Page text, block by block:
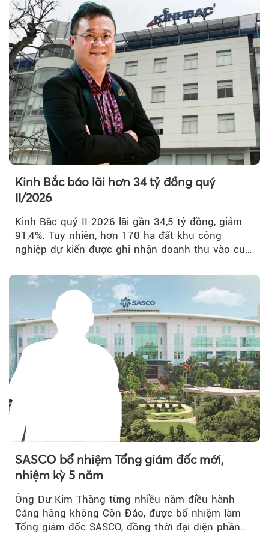
Kinh Bắc báo lãi hơn 34 tỷ đồng quý
II/2026
Kinh Bắc quý II 2026 lãi gần 34,5 tỷ đồng, giảm
91,4%. Tuy nhiên, hơn 170 ha đất khu công
nghiệp dự kiến được ghi nhận doanh thu vào cuối
SASCO bổ nhiệm Tổng giám đốc mới,
nhiệm kỳ 5 năm
Ông Dư Kim Thăng từng nhiều năm điều hành
Cảng hàng không Côn Đảo, được bổ nhiệm làm
Tổng giám đốc SASCO, đồng thời đại diện phần